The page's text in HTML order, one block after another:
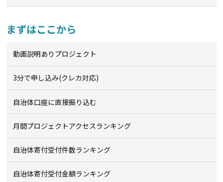
まずはここから
動画説明ありプロジェクト
3分で申し込み(クレカ対応)
自治体口座に直接振り込む
月間プロジェクトアクセスランキング
自治体寄付受付件数ランキング
自治体寄付受付金額ランキング